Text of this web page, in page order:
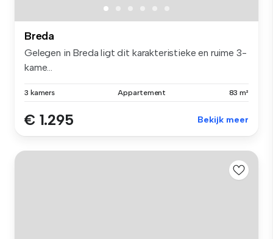
Breda
Gelegen in Breda ligt dit karakteristieke en ruime 3-
kame...
3 kamers Appartement 83 m²
€ 1.295 Bekijk meer